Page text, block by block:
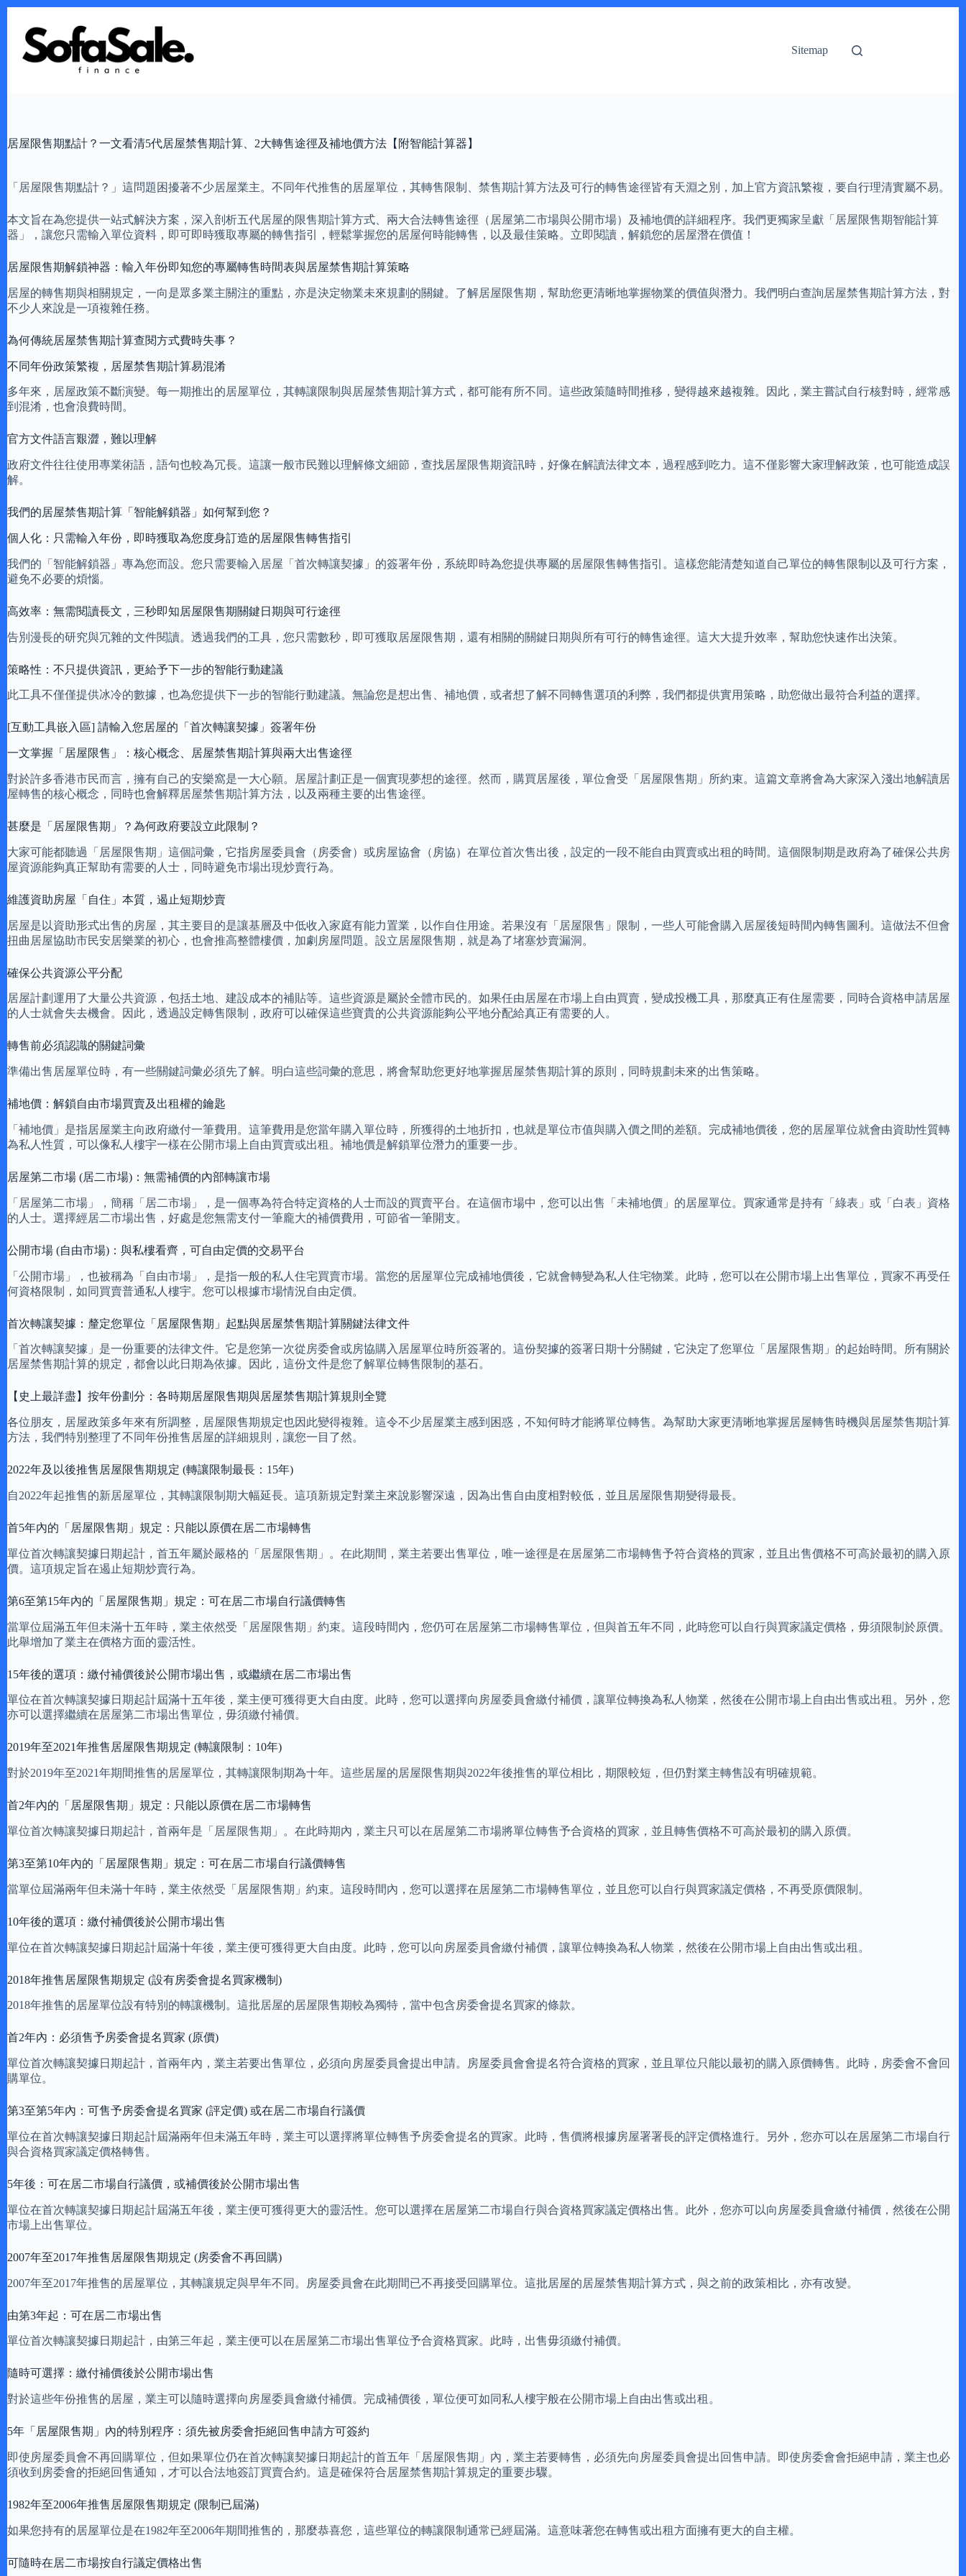
content
Sitemap
居屋限售期點計？一文看清5代居屋禁售期計算、2大轉售途徑及補地價方法【附智能計算器】
「居屋限售期點計？」這問題困擾著不少居屋業主。不同年代推售的居屋單位，其轉售限制、禁售期計算方法及可行的轉售途徑皆有天淵之別，加上官方資訊繁複，要自行理清實屬不易。
本文旨在為您提供一站式解決方案，深入剖析五代居屋的限售期計算方式、兩大合法轉售途徑（居屋第二市場與公開市場）及補地價的詳細程序。我們更獨家呈獻「居屋限售期智能計算
器」，讓您只需輸入單位資料，即可即時獲取專屬的轉售指引，輕鬆掌握您的居屋何時能轉售，以及最佳策略。立即閱讀，解鎖您的居屋潛在價值！
居屋限售期解鎖神器：輸入年份即知您的專屬轉售時間表與居屋禁售期計算策略
居屋的轉售期與相關規定，一向是眾多業主關注的重點，亦是決定物業未來規劃的關鍵。了解居屋限售期，幫助您更清晰地掌握物業的價值與潛力。我們明白查詢居屋禁售期計算方法，對
不少人來說是一項複雜任務。
為何傳統居屋禁售期計算查閱方式費時失事？
不同年份政策繁複，居屋禁售期計算易混淆
多年來，居屋政策不斷演變。每一期推出的居屋單位，其轉讓限制與居屋禁售期計算方式，都可能有所不同。這些政策隨時間推移，變得越來越複雜。因此，業主嘗試自行核對時，經常感
到混淆，也會浪費時間。
官方文件語言艱澀，難以理解
政府文件往往使用專業術語，語句也較為冗長。這讓一般市民難以理解條文細節，查找居屋限售期資訊時，好像在解讀法律文本，過程感到吃力。這不僅影響大家理解政策，也可能造成誤
解。
我們的居屋禁售期計算「智能解鎖器」如何幫到您？
個人化：只需輸入年份，即時獲取為您度身訂造的居屋限售轉售指引
我們的「智能解鎖器」專為您而設。您只需要輸入居屋「首次轉讓契據」的簽署年份，系統即時為您提供專屬的居屋限售轉售指引。這樣您能清楚知道自己單位的轉售限制以及可行方案，
避免不必要的煩惱。
高效率：無需閱讀長文，三秒即知居屋限售期關鍵日期與可行途徑
告別漫長的研究與冗雜的文件閱讀。透過我們的工具，您只需數秒，即可獲取居屋限售期，還有相關的關鍵日期與所有可行的轉售途徑。這大大提升效率，幫助您快速作出決策。
策略性：不只提供資訊，更給予下一步的智能行動建議
此工具不僅僅提供冰冷的數據，也為您提供下一步的智能行動建議。無論您是想出售、補地價，或者想了解不同轉售選項的利弊，我們都提供實用策略，助您做出最符合利益的選擇。
[互動工具嵌入區] 請輸入您居屋的「首次轉讓契據」簽署年份
一文掌握「居屋限售」：核心概念、居屋禁售期計算與兩大出售途徑
對於許多香港市民而言，擁有自己的安樂窩是一大心願。居屋計劃正是一個實現夢想的途徑。然而，購買居屋後，單位會受「居屋限售期」所約束。這篇文章將會為大家深入淺出地解讀居
屋轉售的核心概念，同時也會解釋居屋禁售期計算方法，以及兩種主要的出售途徑。
甚麼是「居屋限售期」？為何政府要設立此限制？
大家可能都聽過「居屋限售期」這個詞彙，它指房屋委員會（房委會）或房屋協會（房協）在單位首次售出後，設定的一段不能自由買賣或出租的時間。這個限制期是政府為了確保公共房
屋資源能夠真正幫助有需要的人士，同時避免市場出現炒賣行為。
維護資助房屋「自住」本質，遏止短期炒賣
居屋是以資助形式出售的房屋，其主要目的是讓基層及中低收入家庭有能力置業，以作自住用途。若果沒有「居屋限售」限制，一些人可能會購入居屋後短時間內轉售圖利。這做法不但會
扭曲居屋協助市民安居樂業的初心，也會推高整體樓價，加劇房屋問題。設立居屋限售期，就是為了堵塞炒賣漏洞。
確保公共資源公平分配
居屋計劃運用了大量公共資源，包括土地、建設成本的補貼等。這些資源是屬於全體市民的。如果任由居屋在市場上自由買賣，變成投機工具，那麼真正有住屋需要，同時合資格申請居屋
的人士就會失去機會。因此，透過設定轉售限制，政府可以確保這些寶貴的公共資源能夠公平地分配給真正有需要的人。
轉售前必須認識的關鍵詞彙
準備出售居屋單位時，有一些關鍵詞彙必須先了解。明白這些詞彙的意思，將會幫助您更好地掌握居屋禁售期計算的原則，同時規劃未來的出售策略。
補地價：解鎖自由市場買賣及出租權的鑰匙
「補地價」是指居屋業主向政府繳付一筆費用。這筆費用是您當年購入單位時，所獲得的土地折扣，也就是單位市值與購入價之間的差額。完成補地價後，您的居屋單位就會由資助性質轉
為私人性質，可以像私人樓宇一樣在公開市場上自由買賣或出租。補地價是解鎖單位潛力的重要一步。
居屋第二市場 (居二市場)：無需補價的內部轉讓市場
「居屋第二市場」，簡稱「居二市場」，是一個專為符合特定資格的人士而設的買賣平台。在這個市場中，您可以出售「未補地價」的居屋單位。買家通常是持有「綠表」或「白表」資格
的人士。選擇經居二市場出售，好處是您無需支付一筆龐大的補價費用，可節省一筆開支。
公開市場 (自由市場)：與私樓看齊，可自由定價的交易平台
「公開市場」，也被稱為「自由市場」，是指一般的私人住宅買賣市場。當您的居屋單位完成補地價後，它就會轉變為私人住宅物業。此時，您可以在公開市場上出售單位，買家不再受任
何資格限制，如同買賣普通私人樓宇。您可以根據市場情況自由定價。
首次轉讓契據：釐定您單位「居屋限售期」起點與居屋禁售期計算關鍵法律文件
「首次轉讓契據」是一份重要的法律文件。它是您第一次從房委會或房協購入居屋單位時所簽署的。這份契據的簽署日期十分關鍵，它決定了您單位「居屋限售期」的起始時間。所有關於
居屋禁售期計算的規定，都會以此日期為依據。因此，這份文件是您了解單位轉售限制的基石。
【史上最詳盡】按年份劃分：各時期居屋限售期與居屋禁售期計算規則全覽
各位朋友，居屋政策多年來有所調整，居屋限售期規定也因此變得複雜。這令不少居屋業主感到困惑，不知何時才能將單位轉售。為幫助大家更清晰地掌握居屋轉售時機與居屋禁售期計算
方法，我們特別整理了不同年份推售居屋的詳細規則，讓您一目了然。
2022年及以後推售居屋限售期規定 (轉讓限制最長：15年)
自2022年起推售的新居屋單位，其轉讓限制期大幅延長。這項新規定對業主來說影響深遠，因為出售自由度相對較低，並且居屋限售期變得最長。
首5年內的「居屋限售期」規定：只能以原價在居二市場轉售
單位首次轉讓契據日期起計，首五年屬於嚴格的「居屋限售期」。在此期間，業主若要出售單位，唯一途徑是在居屋第二市場轉售予符合資格的買家，並且出售價格不可高於最初的購入原
價。這項規定旨在遏止短期炒賣行為。
第6至第15年內的「居屋限售期」規定：可在居二市場自行議價轉售
當單位屆滿五年但未滿十五年時，業主依然受「居屋限售期」約束。這段時間內，您仍可在居屋第二市場轉售單位，但與首五年不同，此時您可以自行與買家議定價格，毋須限制於原價。
此舉增加了業主在價格方面的靈活性。
15年後的選項：繳付補價後於公開市場出售，或繼續在居二市場出售
單位在首次轉讓契據日期起計屆滿十五年後，業主便可獲得更大自由度。此時，您可以選擇向房屋委員會繳付補價，讓單位轉換為私人物業，然後在公開市場上自由出售或出租。另外，您
亦可以選擇繼續在居屋第二市場出售單位，毋須繳付補價。
2019年至2021年推售居屋限售期規定 (轉讓限制：10年)
對於2019年至2021年期間推售的居屋單位，其轉讓限制期為十年。這些居屋的居屋限售期與2022年後推售的單位相比，期限較短，但仍對業主轉售設有明確規範。
首2年內的「居屋限售期」規定：只能以原價在居二市場轉售
單位首次轉讓契據日期起計，首兩年是「居屋限售期」。在此時期內，業主只可以在居屋第二市場將單位轉售予合資格的買家，並且轉售價格不可高於最初的購入原價。
第3至第10年內的「居屋限售期」規定：可在居二市場自行議價轉售
當單位屆滿兩年但未滿十年時，業主依然受「居屋限售期」約束。這段時間內，您可以選擇在居屋第二市場轉售單位，並且您可以自行與買家議定價格，不再受原價限制。
10年後的選項：繳付補價後於公開市場出售
單位在首次轉讓契據日期起計屆滿十年後，業主便可獲得更大自由度。此時，您可以向房屋委員會繳付補價，讓單位轉換為私人物業，然後在公開市場上自由出售或出租。
2018年推售居屋限售期規定 (設有房委會提名買家機制)
2018年推售的居屋單位設有特別的轉讓機制。這批居屋的居屋限售期較為獨特，當中包含房委會提名買家的條款。
首2年內：必須售予房委會提名買家 (原價)
單位首次轉讓契據日期起計，首兩年內，業主若要出售單位，必須向房屋委員會提出申請。房屋委員會會提名符合資格的買家，並且單位只能以最初的購入原價轉售。此時，房委會不會回
購單位。
第3至第5年內：可售予房委會提名買家 (評定價) 或在居二市場自行議價
單位在首次轉讓契據日期起計屆滿兩年但未滿五年時，業主可以選擇將單位轉售予房委會提名的買家。此時，售價將根據房屋署署長的評定價格進行。另外，您亦可以在居屋第二市場自行
與合資格買家議定價格轉售。
5年後：可在居二市場自行議價，或補價後於公開市場出售
單位在首次轉讓契據日期起計屆滿五年後，業主便可獲得更大的靈活性。您可以選擇在居屋第二市場自行與合資格買家議定價格出售。此外，您亦可以向房屋委員會繳付補價，然後在公開
市場上出售單位。
2007年至2017年推售居屋限售期規定 (房委會不再回購)
2007年至2017年推售的居屋單位，其轉讓規定與早年不同。房屋委員會在此期間已不再接受回購單位。這批居屋的居屋禁售期計算方式，與之前的政策相比，亦有改變。
由第3年起：可在居二市場出售
單位首次轉讓契據日期起計，由第三年起，業主便可以在居屋第二市場出售單位予合資格買家。此時，出售毋須繳付補價。
隨時可選擇：繳付補價後於公開市場出售
對於這些年份推售的居屋，業主可以隨時選擇向房屋委員會繳付補價。完成補價後，單位便可如同私人樓宇般在公開市場上自由出售或出租。
5年「居屋限售期」內的特別程序：須先被房委會拒絕回售申請方可簽約
即使房屋委員會不再回購單位，但如果單位仍在首次轉讓契據日期起計的首五年「居屋限售期」內，業主若要轉售，必須先向房屋委員會提出回售申請。即使房委會會拒絕申請，業主也必
須收到房委會的拒絕回售通知，才可以合法地簽訂買賣合約。這是確保符合居屋禁售期計算規定的重要步驟。
1982年至2006年推售居屋限售期規定 (限制已屆滿)
如果您持有的居屋單位是在1982年至2006年期間推售的，那麼恭喜您，這些單位的轉讓限制通常已經屆滿。這意味著您在轉售或出租方面擁有更大的自主權。
可隨時在居二市場按自行議定價格出售